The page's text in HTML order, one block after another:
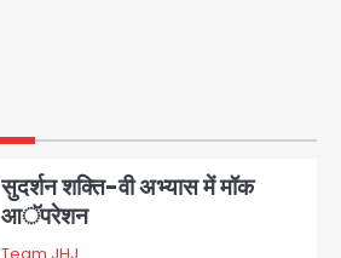
सुदर्शन शक्ति-वी अभ्यास में मॉक
आॅपरेशन
Team JHJ